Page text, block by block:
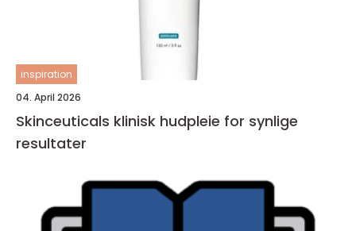
inspiration
04. April 2026
Skinceuticals klinisk hudpleie for synlige
resultater